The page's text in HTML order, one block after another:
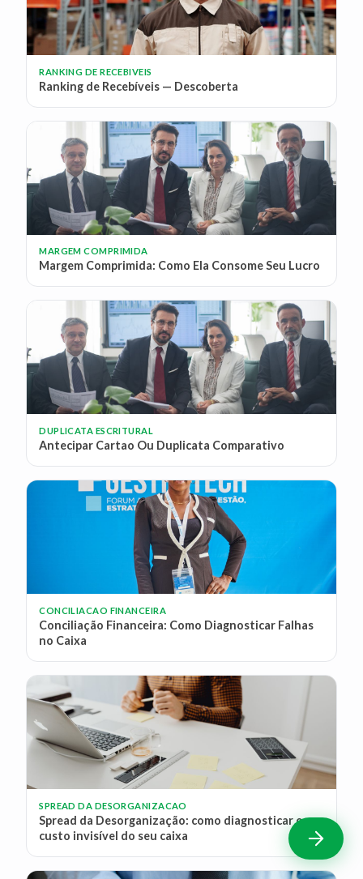
RANKING DE RECEBIVEIS
Ranking de Recebíveis — Descoberta
MARGEM COMPRIMIDA
Margem Comprimida: Como Ela Consome Seu Lucro
DUPLICATA ESCRITURAL
Antecipar Cartao Ou Duplicata Comparativo
CONCILIACAO FINANCEIRA
Conciliação Financeira: Como Diagnosticar Falhas
no Caixa
SPREAD DA DESORGANIZACAO
Spread da Desorganização: como diagnosticar o
custo invisível do seu caixa